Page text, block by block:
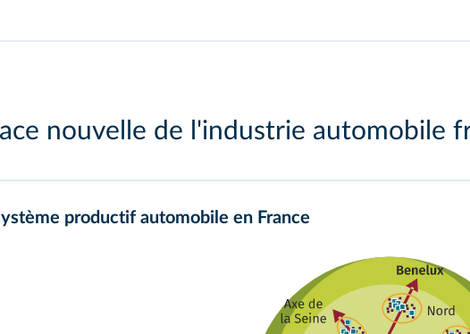
nouvelle de l'industrie automobile
productif automobile en France